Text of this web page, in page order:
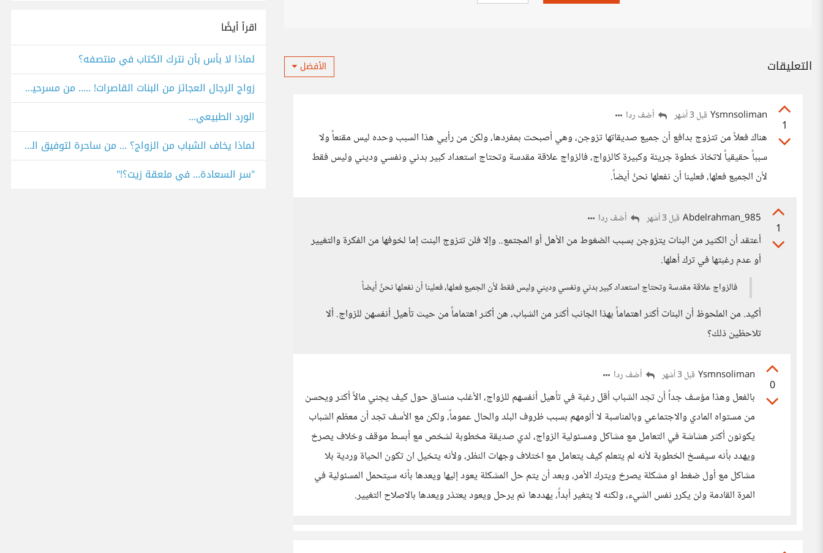
التعليقات الأفضل
1
Ysmnsoliman قبل 3 أشهر أضف ردا
هناك فعلاً من تتزوج بدافع أن جميع صديقاتها تزوجن، وهي أصبحت بمفردها، ولكن من رأيي هذا السبب وحده ليس مقنعاً ولا
سبباً حقيقياً لاتخاذ خطوة جريئة وكبيرة كالزواج، فالزواج علاقة مقدسة وتحتاج استعداد كبير بدني ونفسي وديني وليس فقط
لأن الجميع فعلها، فعلينا أن نفعلها نحنُ أيضاً.
1
Abdelrahman_985 قبل 3 أشهر أضف ردا
أعتقد أن الكثير من البنات يتزوجن بسبب الضغوط من الأهل أو المجتمع.. وإلا فلن تتزوج البنت إما لخوفها من الفكرة والتغيير
أو عدم رغبتها في ترك أهلها.
فالزواج علاقة مقدسة وتحتاج استعداد كبير بدني ونفسي وديني وليس فقط لأن الجميع فعلها، فعلينا أن نفعلها نحنُ أيضاً
أكيد. من الملحوظ أن البنات أكثر اهتماماً بهذا الجانب أكثر من الشباب، هن أكثر اهتماماً من حيث تأهيل أنفسهن للزواج. ألا
تلاحظين ذلك؟
0
Ysmnsoliman قبل 3 أشهر أضف ردا
بالفعل وهذا مؤسف جداً أن تجد الشباب أقل رغبة في تأهيل أنفسهم للزواج، الأغلب منساق حول كيف يجني مالاً أكثر ويحسن
من مستواه المادي والاجتماعي وبالمناسبة لا ألومهم بسبب ظروف البلد والحال عموماً، ولكن مع الأسف تجد أن معظم الشباب
يكونون أكثر هشاشة في التعامل مع مشاكل ومسئولية الزواج، لدي صديقة مخطوبة لشخص مع أبسط موقف وخلاف يصرخ
ويهدد بأنه سيفسخ الخطوبة لأنه لم يتعلم كيف يتعامل مع اختلاف وجهات النظر، ولأنه يتخيل ان تكون الحياة وردية بلا
مشاكل مع أول ضغط او مشكلة يصرخ ويترك الأمر، وبعد أن يتم حل المشكلة يعود إليها ويعدها بأنه سيتحمل المسئولية في
المرة القادمة ولن يكرر نفس الشيء، ولكنه لا يتغير أبداً، يهددها ثم يرحل ويعود يعتذر ويعدها بالاصلاح التغيير.
اقرأ أيضًا
لماذا لا بأس بأن نترك الكتاب في منتصفه؟
زواج الرجال العجائز من البنات القاصرات! ..... من مسرحية الخال فانيا لتشيخوف
الورد الطبيعي...
لماذا يخاف الشباب من الزواج؟ ... من ساحرة لتوفيق الحكيم
"سر السعادة... في ملعقة زيت؟!"